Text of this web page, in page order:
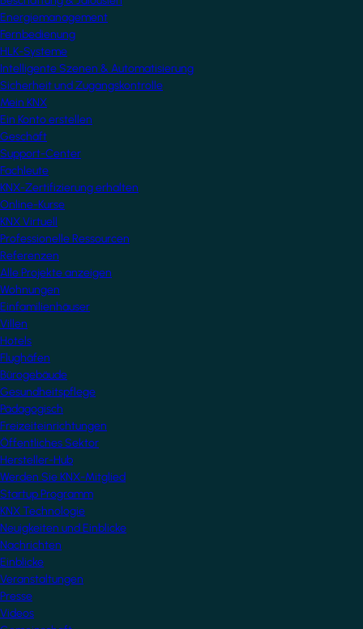
Energiemanagement
Fernbedienung
HLK-Systeme
Intelligente Szenen & Automatisierung
Sicherheit und Zugangskontrolle
Mein KNX
Ein Konto erstellen
Geschäft
Support-Center
Fachleute
KNX-Zertifizierung erhalten
Online-Kurse
KNX Virtuell
Professionelle Ressourcen
Referenzen
Alle Projekte anzeigen
Wohnungen
Einfamilienhäuser
Villen
Hotels
Flughäfen
Bürogebäude
Gesundheitspflege
Pädagogisch
Freizeiteinrichtungen
Öffentliches Sektor
Hersteller-Hub
Werden Sie KNX-Mitglied
Startup Programm
KNX Technologie
Neuigkeiten und Einblicke
Nachrichten
Einblicke
Veranstaltungen
Presse
Videos